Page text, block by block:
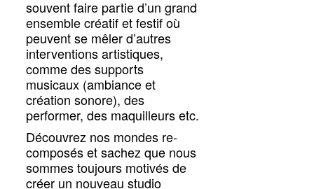
souvent faire partie d’un grand
ensemble créatif et festif où
peuvent se mêler d’autres
interventions artistiques,
comme des supports
musicaux (ambiance et
création sonore), des
performer, des maquilleurs etc.
Découvrez nos mondes re-
composés et sachez que nous
sommes toujours motivés de
créer un nouveau studio